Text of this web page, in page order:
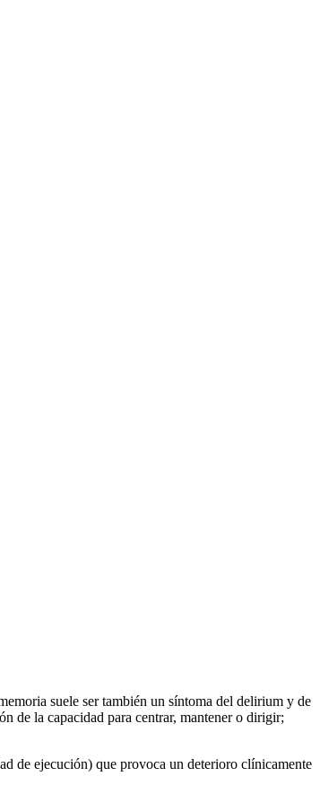
suele ser también un síntoma del delirium y de
de la capacidad para centrar, mantener o dirigir;
de ejecución) que provoca un deterioro clínicamente